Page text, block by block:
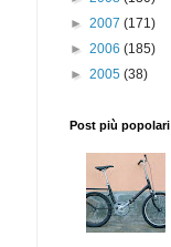
► 2007 (171)
► 2006 (185)
► 2005 (38)
Post più popolari